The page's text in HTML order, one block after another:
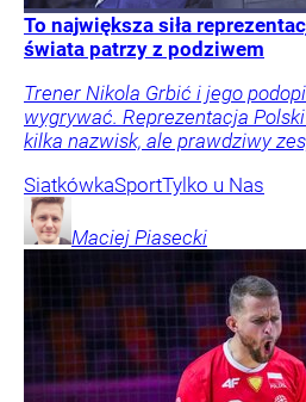
To największa siła
świata patrzy z podziwem
Trener Nikola Grbić i jego
wygrywać. Reprezentacja
kilka nazwisk, ale prawdziwy
SiatkówkaSportTylko u Nas
Maciej Piasecki